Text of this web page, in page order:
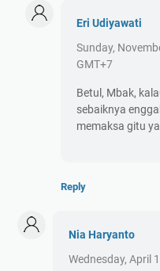
Eri Udiyawati
Sunday,
GMT+7
Betul, Mbak,
sebaiknya
memaksa gitu
Reply
Nia Haryanto
Wednesday, April